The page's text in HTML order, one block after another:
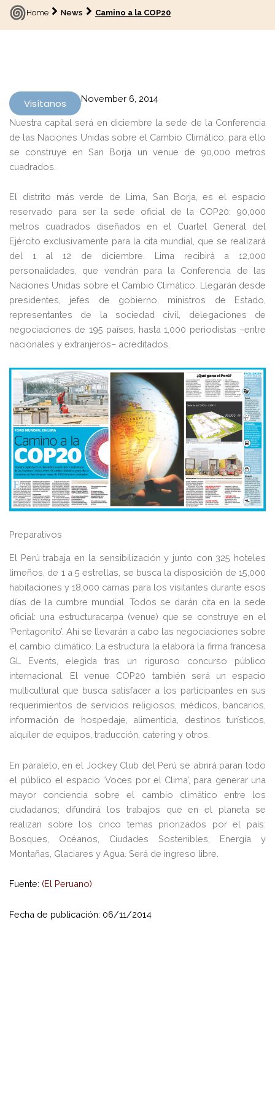
Home News Camino a la COP20
Visítanos November 6, 2014
Nuestra capital será en diciembre la sede de la Conferencia
de las Naciones Unidas sobre el Cambio Climático, para ello
se construye en San Borja un venue de 90,000 metros
cuadrados.
El distrito más verde de Lima, San Borja, es el espacio
reservado para ser la sede oficial de la COP20: 90,000
metros cuadrados diseñados en el Cuartel General del
Ejército exclusivamente para la cita mundial, que se realizará
del 1 al 12 de diciembre. Lima recibirá a 12,000
personalidades, que vendrán para la Conferencia de las
Naciones Unidas sobre el Cambio Climático. Llegarán desde
presidentes, jefes de gobierno, ministros de Estado,
representantes de la sociedad civil, delegaciones de
negociaciones de 195 países, hasta 1,000 periodistas –entre
nacionales y extranjeros– acreditados.
Preparativos
El Perú trabaja en la sensibilización y junto con 325 hoteles
limeños, de 1 a 5 estrellas, se busca la disposición de 15,000
habitaciones y 18,000 camas para los visitantes durante esos
días de la cumbre mundial. Todos se darán cita en la sede
oficial: una estructuracarpa (venue) que se construye en el
‘Pentagonito’. Ahí se llevarán a cabo las negociaciones sobre
el cambio climático. La estructura la elabora la firma francesa
GL Events, elegida tras un riguroso concurso público
internacional. El venue COP20 también será un espacio
multicultural que busca satisfacer a los participantes en sus
requerimientos de servicios religiosos, médicos, bancarios,
información de hospedaje, alimenticia, destinos turísticos,
alquiler de equipos, traducción, catering y otros.
En paralelo, en el Jockey Club del Perú se abrirá paran todo
el público el espacio ‘Voces por el Clima’, para generar una
mayor conciencia sobre el cambio climático entre los
ciudadanos; difundirá los trabajos que en el planeta se
realizan sobre los cinco temas priorizados por el país:
Bosques, Océanos, Ciudades Sostenibles, Energía y
Montañas, Glaciares y Agua. Será de ingreso libre.
Fuente: (El Peruano)
Fecha de publicación: 06/11/2014